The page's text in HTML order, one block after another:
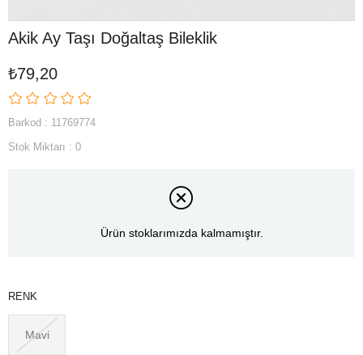
Akik Ay Taşı Doğaltaş Bileklik
₺79,20
Barkod : 11769774
Stok Miktarı : 0
Ürün stoklarımızda kalmamıştır.
RENK
Mavi